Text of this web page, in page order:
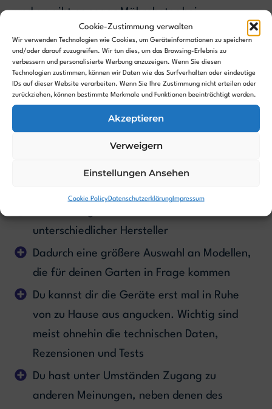
Cookie-Zustimmung verwalten
Wir verwenden Technologien wie Cookies, um Geräteinformationen zu speichern
und/oder darauf zuzugreifen. Wir tun dies, um das Browsing-Erlebnis zu
verbessern und personalisierte Werbung anzuzeigen. Wenn Sie diesen
Technologien zustimmen, können wir Daten wie das Surfverhalten oder eindeutige
IDs auf dieser Website verarbeiten. Wenn Sie Ihre Zustimmung nicht erteilen oder
zurückziehen, können bestimmte Merkmale und Funktionen beeinträchtigt werden.
Akzeptieren
Verweigern
Einstellungen Ansehen
Cookie PolicyDatenschutzerklärungImpressum
und an gibt es sogar Mähroboter bei
Discountern, wie z. B. der kürzlich bei
erschienen FERREX Mähroboter, bei denen es
sich aber immer um Einsteigermodelle der
niedrigen Preisklasse handelt.
allerdings einige Vorteile
unterschiedlicher Hersteller
Dadurch eine größere Auswahl an Modellen,
die für deinen Garten in Frage kommen
Du kannst dir die Geräte erst mal in Ruhe
von zu Hause aus angucken. Wichtig sind
meist ohnehin die technischen Daten,
Rezensionen und Tests
Du hast unter Umständen Zugang zu
anderen Meinungen, neben denen des